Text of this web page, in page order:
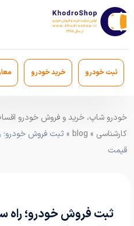
ثبت خودرو خرید خودرو
کارشناسی »
blog » ثبت فروش خودرو؛
قیمت
ثبت فروش خودرو؛ راه